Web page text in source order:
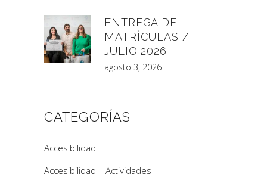
ENTREGA DE
MATRÍCULAS /
JULIO 2026
agosto 3, 2026
CATEGORÍAS
Accesibilidad
Accesibilidad – Actividades